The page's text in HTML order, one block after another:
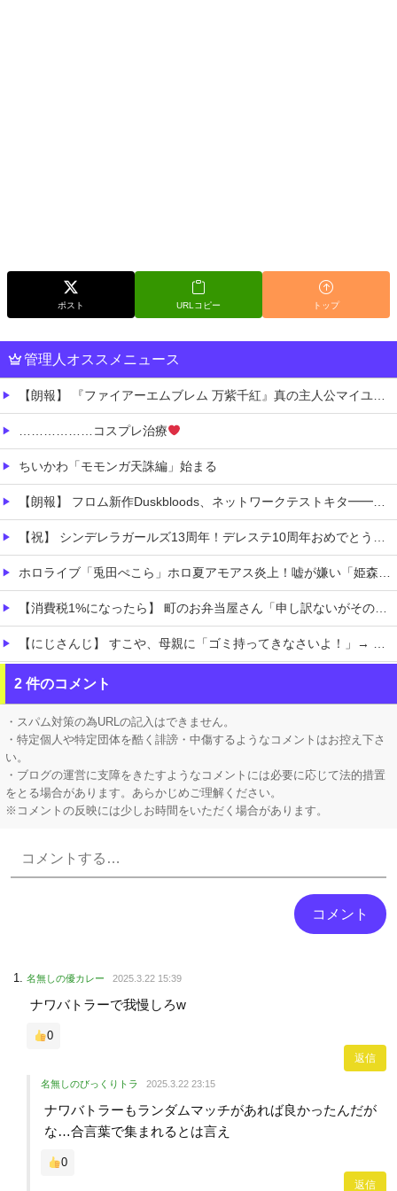
ポスト URLコピー トップ
管理人オススメニュース
【朗報】 『ファイアーエムブレム 万紫千紅』真の主人公マイユニはキャラメイクが可能
………………コスプレ治療
ちいかわ「モモンガ天誅編」始まる
【朗報】 フロム新作Duskbloods、ネットワークテストキタ━━━━(゜∀゜)━━━━!!
【祝】 シンデレラガールズ13周年！デレステ10周年おめでとう！ガチャ更新SSR八神マキノ・イベントSRイヴ、SR望月聖！
ホロライブ「兎田ぺこら」ホロ夏アモアス炎上！嘘が嫌い「姫森ルーナ」筋を通す「大空スバル」ケモミミリーグにコラボ被せることへ抗議の意思表示か
【消費税1%になったら】 町のお弁当屋さん「申し訳ないがその分商品代を値上げして店頭価格を変えない」
【にじさんじ】 すこや、母親に「ゴミ持ってきなさいよ！」→ おしり振りながら「いーやーヤダヤダ」した結果ガチめにしばかれる
お高いテント、盗まれそうで怖くない？
職場の人妻と不倫をして、ついに、、、
2 件のコメント
・スパム対策の為URLの記入はできません。
・特定個人や特定団体を酷く誹謗・中傷するようなコメントはお控え下さ
い。
・ブログの運営に支障をきたすようなコメントには必要に応じて法的措置
をとる場合があります。あらかじめご理解ください。
※コメントの反映には少しお時間をいただく場合があります。
名無しの優カレー 2025.3.22 15:39
ナワバトラーで我慢しろw
0
返信
名無しのびっくりトラ 2025.3.22 23:15
ナワバトラーもランダムマッチがあれば良かったんだが
な…合言葉で集まれるとは言え
0
返信